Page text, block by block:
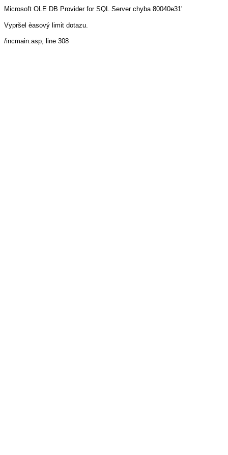
Microsoft OLE DB Provider for SQL Server chyba 80040e31'
Vypršel èasový limit dotazu.
/incmain.asp, line 308